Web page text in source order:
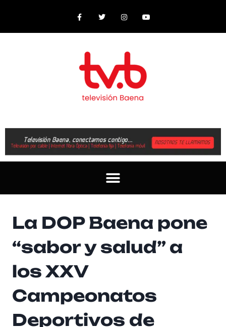
La DOP Baena pone
“sabor y salud” a
los XXV
Campeonatos
Deportivos de